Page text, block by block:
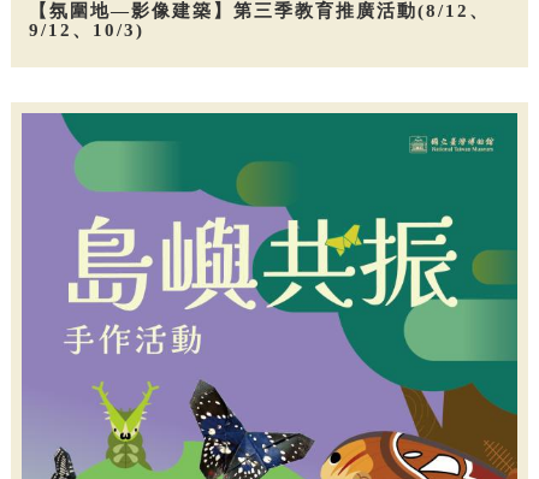
【氛圍地—影像建築】第三季教育推廣活動(8/12、
9/12、10/3)